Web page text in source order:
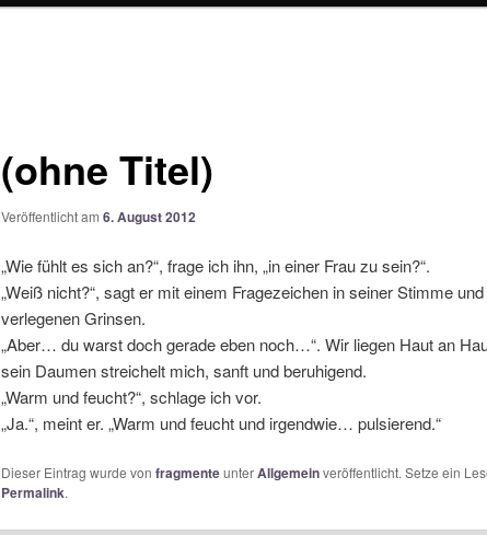
(ohne Titel)
Veröffentlicht am 6. August 2012
„Wie fühlt es sich an?“, frage ich ihn, „in einer Frau zu sein?“.
„Weiß nicht?“, sagt er mit einem Fragezeichen in seiner Stimme
verlegenen Grinsen.
„Aber… du warst doch gerade eben noch…“. Wir liegen Haut an
sein Daumen streichelt mich, sanft und beruhigend.
„Warm und feucht?“, schlage ich vor.
„Ja.“, meint er. „Warm und feucht und irgendwie… pulsierend.“
Dieser Eintrag wurde von fragmenteunterAllgemeinveröffentlicht. Setze ein
Permalink.